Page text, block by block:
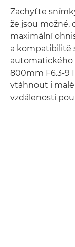
Zachyťte
že jsou možné,
maximální
a kompatibilitě
automatického
800mm F6.3-9
vtáhnout i
vzdálenosti